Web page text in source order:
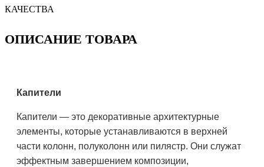
КАЧЕСТВА
ОПИСАНИЕ ТОВАРА
Капители
Капители — это декоративные архитектурные
элементы, которые устанавливаются в верхней
части колонн, полуколонн или пилястр. Они служат
эффектным завершением композиции,